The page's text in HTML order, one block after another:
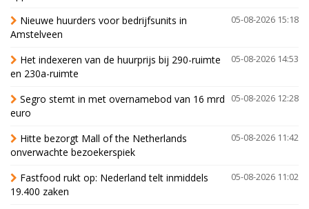
05-08-2026 15:18
Nieuwe huurders voor bedrijfsunits in
Amstelveen
05-08-2026 14:53
Het indexeren van de huurprijs bij 290-ruimte
en 230a-ruimte
05-08-2026 12:28
Segro stemt in met overnamebod van 16 mrd
euro
05-08-2026 11:42
Hitte bezorgt Mall of the Netherlands
onverwachte bezoekerspiek
05-08-2026 11:02
Fastfood rukt op: Nederland telt inmiddels
19.400 zaken